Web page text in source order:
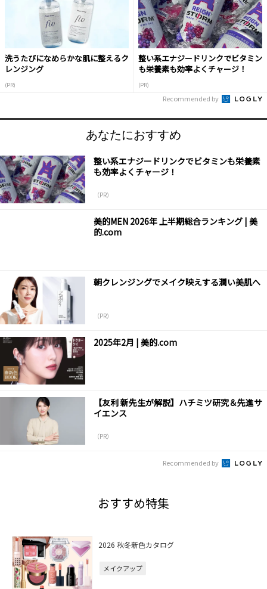
洗うたびになめらかな肌に整えるク
レンジング
(PR)
整い系エナジードリンクでビタミン
も栄養素も効率よくチャージ！
(PR)
Recommended by
あなたにおすすめ
整い系エナジードリンクでビタミンも栄養素
も効率よくチャージ！
（PR）
美的MEN 2026年 上半期総合ランキング | 美
的.com
朝クレンジングでメイク映えする潤い美肌へ
（PR）
2025年2月 | 美的.com
【友利 新先生が解説】ハチミツ研究＆先進サ
イエンス
（PR）
Recommended by
おすすめ特集
2026 秋冬新色カタログ
メイクアップ